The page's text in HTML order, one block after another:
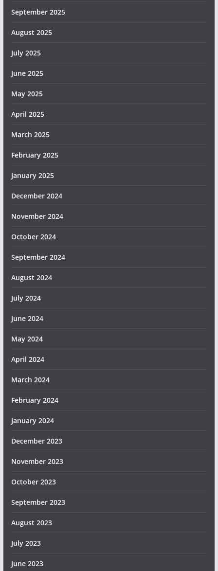
September 2025
August 2025
July 2025
June 2025
May 2025
April 2025
March 2025
February 2025
January 2025
December 2024
November 2024
October 2024
September 2024
August 2024
July 2024
June 2024
May 2024
April 2024
March 2024
February 2024
January 2024
December 2023
November 2023
October 2023
September 2023
August 2023
July 2023
June 2023